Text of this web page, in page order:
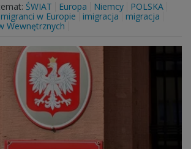
ŚWIAT Europa Niemcy
POLSKA
imigranci w Europie imigracja
migracja
Wewnętrznych